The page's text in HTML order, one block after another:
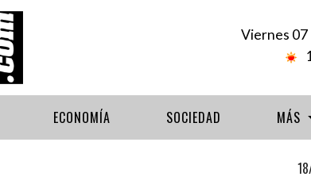
Viernes
ECONOMÍA SOCIEDAD MÁS